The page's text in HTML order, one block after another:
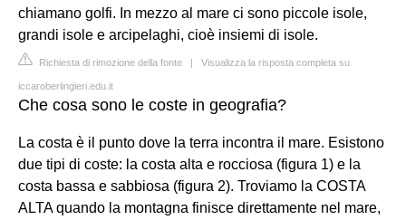
chiamano golfi. In mezzo al mare ci sono piccole isole,
grandi isole e arcipelaghi, cioè insiemi di isole.
Richiesta di rimozione della fonte | Visualizza la risposta completa su
iccaroberlingieri.edu.it
Che cosa sono le coste in geografia?
La costa è il punto dove la terra incontra il mare. Esistono
due tipi di coste: la costa alta e rocciosa (figura 1) e la
costa bassa e sabbiosa (figura 2). Troviamo la COSTA
ALTA quando la montagna finisce direttamente nel mare,